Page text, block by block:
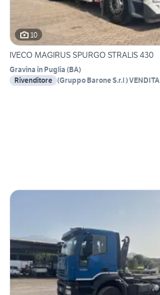
10
IVECO MAGIRUS SPURGO STRALIS 430
Gravina in Puglia (BA)
Rivenditore (Gruppo Barone S.r.l )